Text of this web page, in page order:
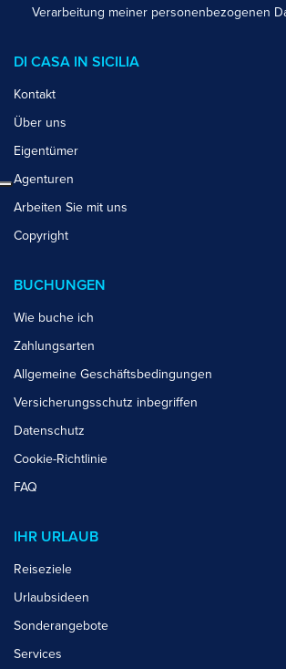
Verarbeitung meiner personenbezogenen
DI CASA IN SICILIA
Kontakt
Über uns
Eigentümer
Agenturen
Arbeiten Sie mit uns
Copyright
BUCHUNGEN
Wie buche ich
Zahlungsarten
Allgemeine Geschäftsbedingungen
Versicherungsschutz inbegriffen
Datenschutz
Cookie-Richtlinie
FAQ
IHR URLAUB
Reiseziele
Urlaubsideen
Sonderangebote
Services